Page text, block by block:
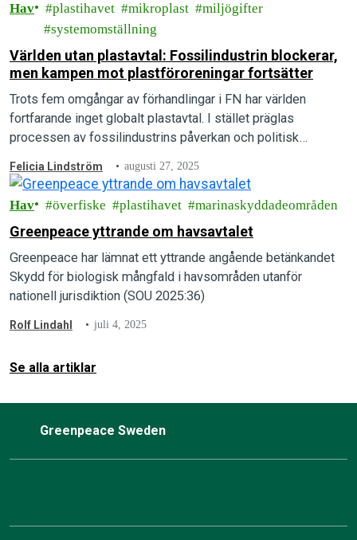
Hav plastihavet mikroplast
miljögifter
systemomställning
Världen utan plastavtal: Fossilindustrin blockerar,
men kampen mot plastföroreningar fortsätter
Trots fem omgångar av förhandlingar i FN har världen
fortfarande inget globalt plastavtal. I stället präglas
processen av fossilindustrins påverkan och politisk
Felicia Lindström augusti 27, 2025
Hav överfiske plastihavet marinaskyddadeområden
Greenpeace yttrande om havsavtalet
Greenpeace har lämnat ett yttrande angående betänkandet
Skydd för biologisk mångfald i havsområden utanför
nationell jurisdiktion (SOU 2025:36)
Rolf Lindahl juli 4, 2025
Se alla artiklar
Greenpeace Sweden